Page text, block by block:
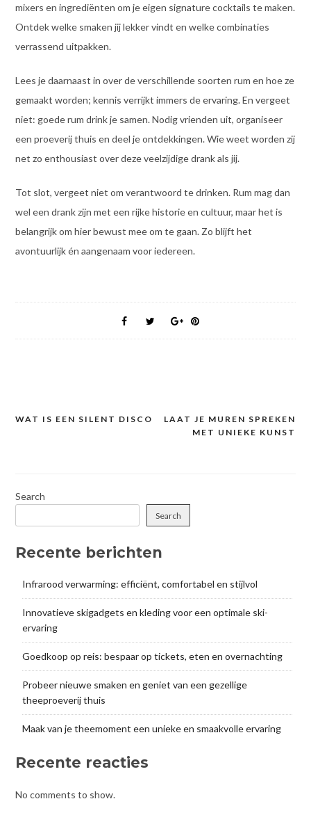
mixers en ingrediënten om je eigen signature cocktails te maken.
Ontdek welke smaken jij lekker vindt en welke combinaties
verrassend uitpakken.
Lees je daarnaast in over de verschillende soorten rum en hoe ze
gemaakt worden; kennis verrijkt immers de ervaring. En vergeet
niet: goede rum drink je samen. Nodig vrienden uit, organiseer
een proeverij thuis en deel je ontdekkingen. Wie weet worden zij
net zo enthousiast over deze veelzijdige drank als jij.
Tot slot, vergeet niet om verantwoord te drinken. Rum mag dan
wel een drank zijn met een rijke historie en cultuur, maar het is
belangrijk om hier bewust mee om te gaan. Zo blijft het
avontuurlijk én aangenaam voor iedereen.
Post
WAT IS EEN SILENT DISCO
LAAT JE MUREN SPREKEN
MET UNIEKE KUNST
Search
Search
Recente berichten
Infrarood verwarming: efficiënt, comfortabel en stijlvol
Innovatieve skigadgets en kleding voor een optimale ski-
ervaring
Goedkoop op reis: bespaar op tickets, eten en overnachting
Probeer nieuwe smaken en geniet van een gezellige
theeproeverij thuis
Maak van je theemoment een unieke en smaakvolle ervaring
Recente reacties
No comments to show.